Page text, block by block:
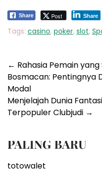
Share Post Share
Tags: casino, poker, slot,
Post
navigation
← Rahasia Pemain
Bosmacan: Pentingnya
Modal
Menjelajah Dunia
Terpopuler Clubjudi →
PALING BARU
totowalet